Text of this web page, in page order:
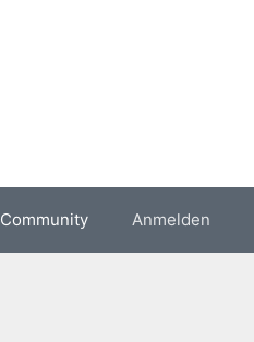
Community Anmelden